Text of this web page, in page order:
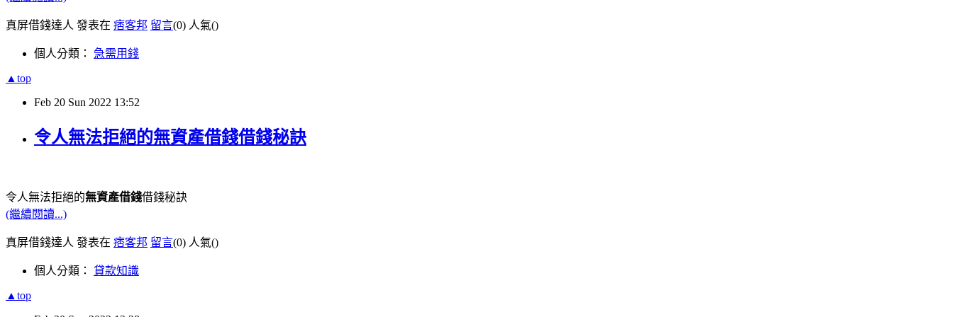
真屏借錢達人 發表在 痞客邦 留言(0) 人氣()
個人分類： 急需用錢
▲top
Feb 20 Sun 2022 13:52
令人無法拒絕的無資產借錢借錢秘訣
令人無法拒絕的無資產借錢借錢秘訣
(繼續閱讀...)
真屏借錢達人 發表在 痞客邦 留言(0) 人氣()
個人分類： 貸款知識
▲top